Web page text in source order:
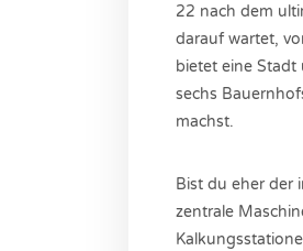
22 nach dem
darauf wartet,
bietet eine Stadt
sechs
machst.
Bist du eher der
zentrale